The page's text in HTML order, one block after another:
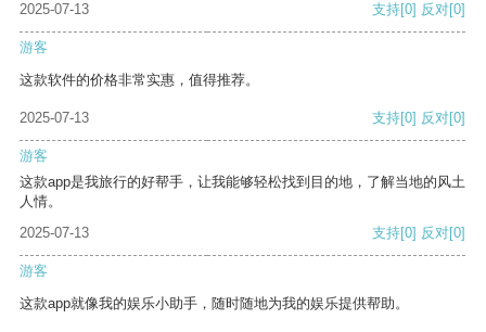
2025-07-13 支持[0] 反对[0]
游客
这款软件的价格非常实惠，值得推荐。
2025-07-13 支持[0] 反对[0]
游客
这款app是我旅行的好帮手，让我能够轻松找到目的地，了解当地的风土
人情。
2025-07-13
支持[0] 反对[0]
游客
这款app就像我的娱乐小助手，随时随地为我的娱乐提供帮助。